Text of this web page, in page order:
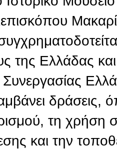
της Ελλάδας
δράσεις,
τη χρήση
και την